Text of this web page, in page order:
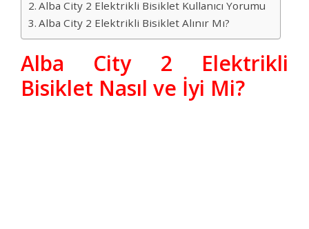
Alba City 2 Elektrikli Bisiklet Kullanıcı Yorumu
Alba City 2 Elektrikli Bisiklet Alınır Mı?
Alba City 2 Elektrikli
Bisiklet Nasıl ve İyi Mi?